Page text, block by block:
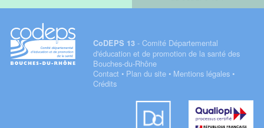
CoDEPS 13- Comité Départemental
d'éducation et de promotion de la santé des
Bouches-du-Rhône
Contact • Plan du site• Mentions légales•
Crédits
Qualiopi